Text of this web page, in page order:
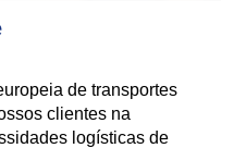
de transportes
clientes na
logísticas de